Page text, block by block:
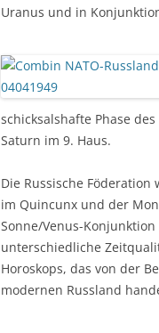
Uranus und in
schicksalshafte Phase
Saturn im 9. Haus.
Die Russische
im Quincunx und der
Sonne/Venus-
unterschiedliche
Horoskops, das von der
modernen Russland